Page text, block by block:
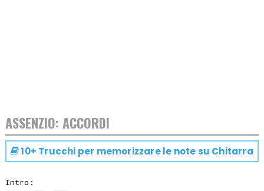
ASSENZIO: ACCORDI
10+ Trucchi per memorizzare le note su Chitarra